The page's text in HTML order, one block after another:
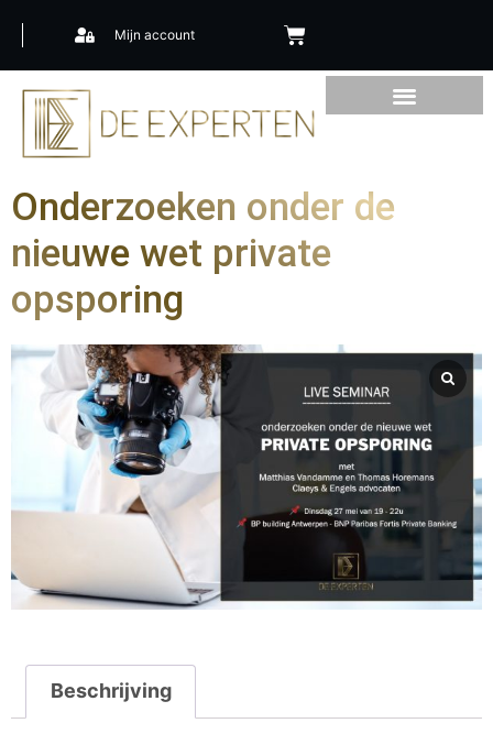
Mijn account
Onderzoeken onder de
nieuwe wet private
opsporing
Beschrijving